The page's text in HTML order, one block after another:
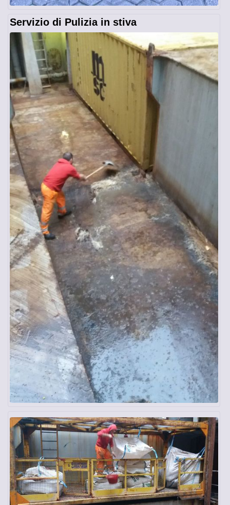
Servizio di Pulizia in stiva